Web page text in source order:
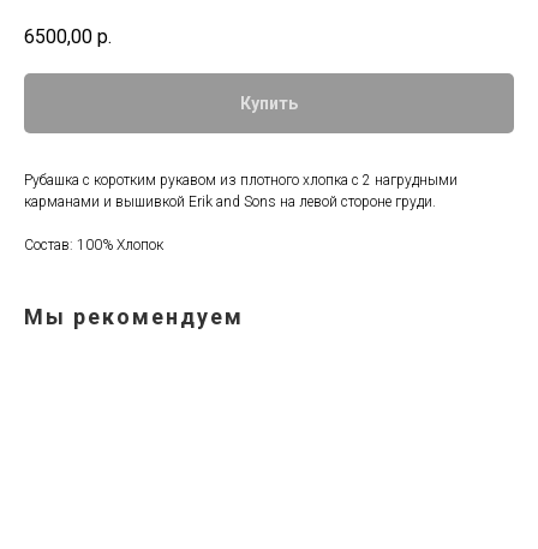
6500,00 р.
Купить
Рубашка с коротким рукавом из плотного хлопка с 2 нагрудными
карманами и вышивкой Erik and Sons на левой стороне груди.
Состав: 100% Хлопок
Мы рекомендуем